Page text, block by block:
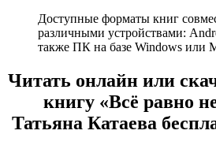
Доступные форматы книг
различными устройствами:
также ПК на базе Windows или
Читать онлайн или
книгу «Всё равно
Татьяна Катаева